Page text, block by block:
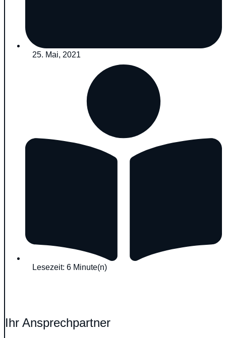
25. Mai, 2021
Lesezeit: 6 Minute(n)
Ihr Ansprechpartner